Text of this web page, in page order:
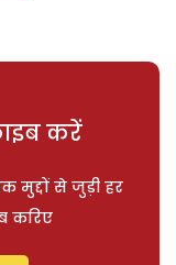
करें
मुद्दों से जुड़ी हर
करिए